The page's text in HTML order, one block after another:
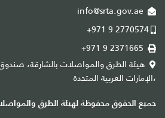
info@srta.gov.ae
+971 9 2770574
+971 9 2371665
،الإمارات العربية المتحدة
جميع الحقوق محفوظة لهيئة الطرق والمواصلات